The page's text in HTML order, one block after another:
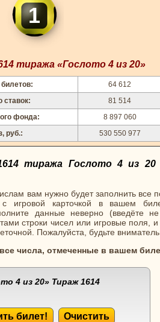
1
тиража «Гослото 4 из 20»
64 612
ставок:
81 514
фонда:
8 897 060
руб.:
530 550 977
тиража Гослото 4 из 20
вам нужно будет заполнить все
игровой карточкой в вашем
данные неверно (введёте
строки чисел или игровые поля, и
Пожалуйста, будьте
числа, отмеченные в вашем
4 из 20» Тираж 1614
билет! Очистить